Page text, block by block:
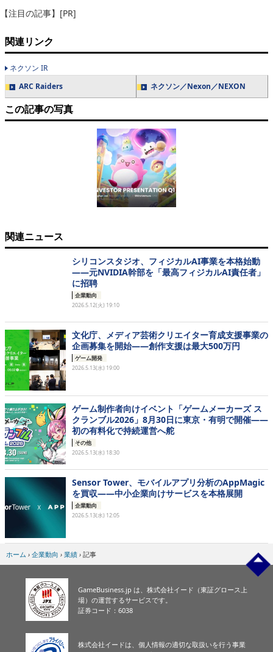
【注目の記事】[PR]
関連リンク
ネクソン IR
ARC Raiders
ネクソン／Nexon／NEXON
この記事の写真
関連ニュース
シリコンスタジオ、フィジカルAI事業を本格始動
——元NVIDIA幹部を「最高フィジカルAI責任者」
に招聘
企業動向
2026.5.12(火) 19:10
文化庁、メディア芸術クリエイター育成支援事業の
企画募集を開始——創作支援は最大500万円
ゲーム開発
2026.5.13(水) 19:00
ゲーム制作者向けイベント「ゲームメーカーズ ス
クランブル2026」8月30日に東京・有明で開催——
初の有料化で持続運営へ舵
その他
2026.5.13(水) 18:30
Sensor Tower、モバイルアプリ分析のAppMagic
を買収——中小企業向けサービスを本格展開
企業動向
2026.5.13(水) 12:05
ホーム › 企業動向 › 業績 › 記事
GameBusiness.jp は、株式会社イード（東証グロース上
場）の運営するサービスです。
証券コード：6038
株式会社イードは、個人情報の適切な取扱いを行う事業